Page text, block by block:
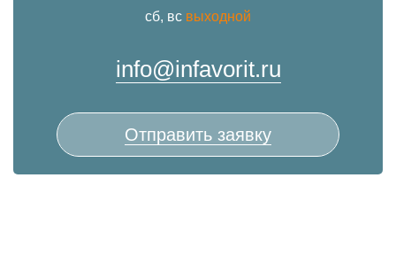
сб, вс выходной
info@infavorit.ru
Отправить заявку